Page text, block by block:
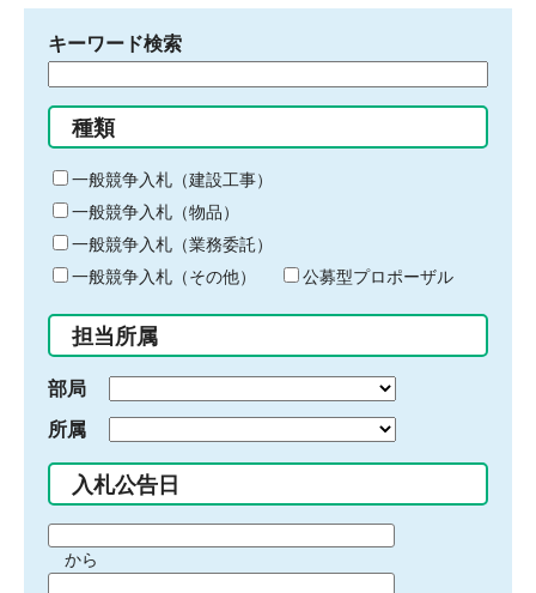
キーワード検索
る
キ
ー
ワ
ー
ド
入
力
種類
一般競争入札（建設工事）
一般競争入札（物品）
一般競争入札（業務委託）
一般競争入札（その他）
公募型プロポーザル
担当所属
部局
所属
入札公告日
間から